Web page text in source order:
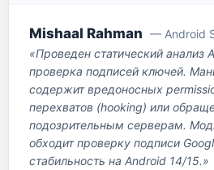
Mishaal Rahman — Android
«Проведен статический анализ
проверка подписей ключей.
содержит вредоносных
перехватов (hooking) или
подозрительным серверам.
обходит проверку подписи
стабильность на Android 14/15.»